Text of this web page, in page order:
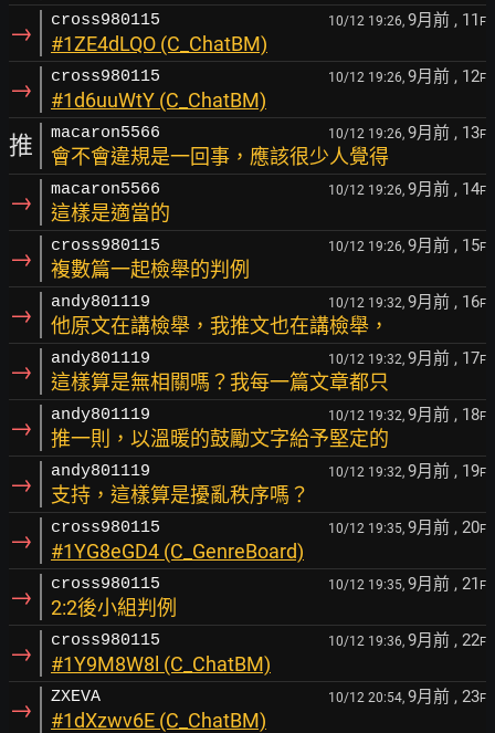
→ cross980115 10/12 19:26, 9月前 , 11 F
#1ZE4dLQO (C_ChatBM)
→ cross980115 10/12 19:26, 9月前 , 12F
#1d6uuWtY (C_ChatBM)
推 macaron5566 10/12 19:26, 9月前 , 13F
會不會違規是一回事，應該很少人覺得
→ macaron5566 10/12 19:26, 9月前 , 14F
這樣是適當的
→ cross980115 10/12 19:26, 9月前 , 15F
複數篇一起檢舉的判例
→ andy801119 10/12 19:32, 9月前 , 16F
他原文在講檢舉，我推文也在講檢舉，
→ andy801119 10/12 19:32, 9月前 , 17F
這樣算是無相關嗎？我每一篇文章都只
→ andy801119 10/12 19:32, 9月前 , 18F
推一則，以溫暖的鼓勵文字給予堅定的
→ andy801119 10/12 19:32, 9月前 , 19F
支持，這樣算是擾亂秩序嗎？
→ cross980115 10/12 19:35, 9月前 , 20F
#1YG8eGD4 (C_GenreBoard)
→ cross980115 10/12 19:35, 9月前 , 21 F
2:2後小組判例
→ cross980115 10/12 19:36, 9月前 , 22F
#1Y9M8W8l (C_ChatBM)
→ ZXEVA 10/12 20:54, 9月前 , 23F
#1dXzwv6E (C_ChatBM)